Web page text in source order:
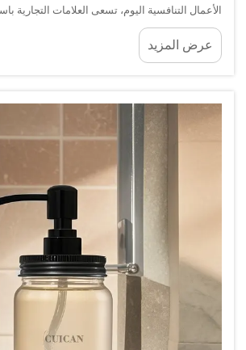
الأعمال التنافسية اليوم، تسعى العلامات التجارية
مبتكرة للتميّز وترك انطباع دائم. ظهرت الزجاجات
كأداة قوية...
عرض المزيد